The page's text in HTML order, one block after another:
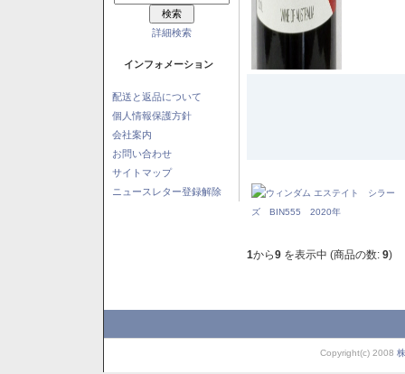
詳細検索
インフォメーション
配送と返品について
個人情報保護方針
会社案内
お問い合わせ
サイトマップ
ニュースレター登録解除
1から9 を表示中 (商品の数: 9)
Copyright(c) 2008